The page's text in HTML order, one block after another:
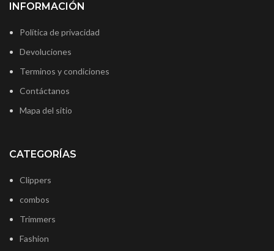
INFORMACIÓN
Política de privacidad
Devoluciones
Terminos y condiciones
Contáctanos
Mapa del sitio
CATEGORÍAS
Clippers
combos
Trimmers
Fashion